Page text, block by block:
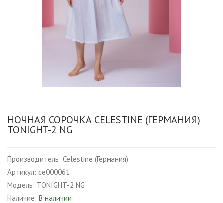
НОЧНАЯ СОРОЧКА CELESTINE (ГЕРМАНИЯ)
TONIGHT-2 NG
Производитель: Celestine (Германия)
Артикул: ce000061
Модель: TONIGHT-2 NG
Наличие: В наличии